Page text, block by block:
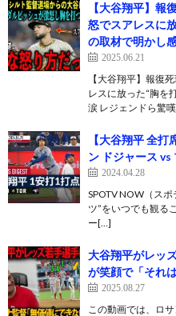
【大谷翔平】報
怒でスアレスに
の取材で明かし
2025.06.21
【大谷翔平】報復
レスに放った“胸を
涙 レジェンドら驚
【大谷翔平 全
ン ドジャース vs
2024.04.28
SPOTV NOW（ス
ツ”をいつでも観る
ー[…]
大谷翔平がレッ
が笑顔で「それ
2025.08.27
この動画では、ロ